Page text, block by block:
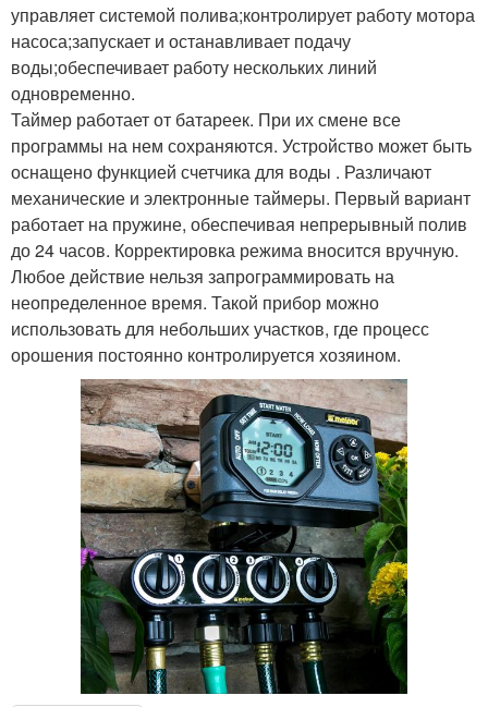
управляет системой полива;контролирует работу мотора
насоса;запускает и останавливает подачу
воды;обеспечивает работу нескольких линий
одновременно.
Таймер работает от батареек. При их смене все
программы на нем сохраняются. Устройство может быть
оснащено функцией счетчика для воды . Различают
механические и электронные таймеры. Первый вариант
работает на пружине, обеспечивая непрерывный полив
до 24 часов. Корректировка режима вносится вручную.
Любое действие нельзя запрограммировать на
неопределенное время. Такой прибор можно
использовать для небольших участков, где процесс
орошения постоянно контролируется хозяином.